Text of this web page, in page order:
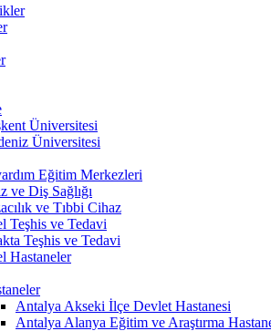
Üniversitesi
Üniversitesi
Eğitim Merkezleri
ve Diş Sağlığı
ve Tıbbi Cihaz
Teşhis ve Tedavi
Teşhis ve Tedavi
Hastaneler
Antalya Akseki İlçe Devlet Hastanesi
Antalya Alanya Eğitim ve Araştırma